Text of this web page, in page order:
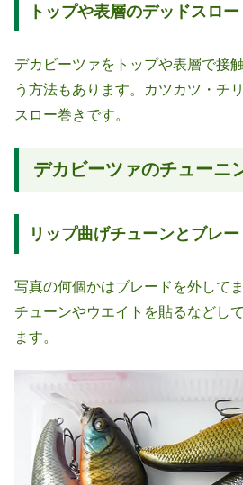
トップや表層のデッドスロー
デカビーツァをトップや表層で接
う方法もあります。カツカツ・チ
スロー巻きです。
デカビーツァのチューニ
リップ曲げチューンとブレ
写真の何個かはブレードを外して
チューンやウエイトを貼るなどし
ます。